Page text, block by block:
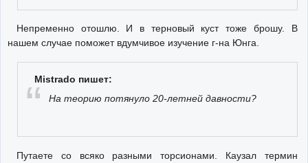
Непременно отошлю. И в терновый куст тоже брошу. В
нашем случае поможет вдумчивое изучение г-на Юнга.
Mistrado пишет:
На теорию потянуло 20-летней давности?
Путаете со всяко разными торсионами. Каузал термин